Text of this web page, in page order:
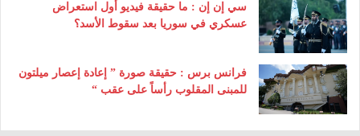
سي إن إن : ما حقيقة فيديو أول استعراض
عسكري في سوريا بعد سقوط الأسد؟
فرانس برس : حقيقة صورة ” إعادة إعصار ميلتون
للمبنى المقلوب رأساً على عقب “